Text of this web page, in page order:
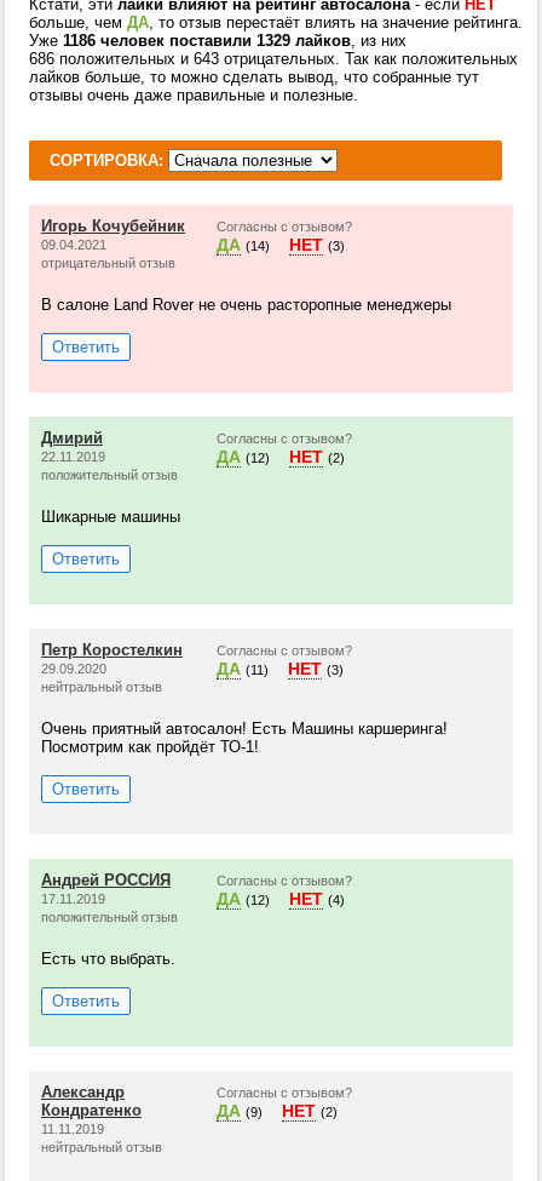
Кстати, эти лайки влияют на рейтинг автосалона- если НЕТ
больше, чем ДА, то отзыв перестаёт влиять на значение рейтинга.
Уже 1186 человек поставили 1329 лайков, из них
686 положительных и 643 отрицательных. Так как положительных
лайков больше, то можно сделать вывод, что собранные тут
отзывы очень даже правильные и полезные.
СОРТИРОВКА:
Игорь Кочубейник
09.04.2021
отрицательный отзыв
Согласны с отзывом?
ДА (14) НЕТ (3)
В салоне Land Rover не очень расторопные менеджеры
Ответить
Дмирий
22.11.2019
положительный отзыв
Согласны с отзывом?
ДА (12) НЕТ (2)
Шикарные машины
Ответить
Петр Коростелкин
29.09.2020
нейтральный отзыв
Согласны с отзывом?
ДА (11) НЕТ (3)
Очень приятный автосалон! Есть Машины каршеринга!
Посмотрим как пройдёт ТО-1!
Ответить
Андрей РОССИЯ
17.11.2019
положительный отзыв
Согласны с отзывом?
ДА (12) НЕТ (4)
Есть что выбрать.
Ответить
Александр
Кондратенко
11.11.2019
нейтральный отзыв
Согласны с отзывом?
ДА (9) НЕТ (2)